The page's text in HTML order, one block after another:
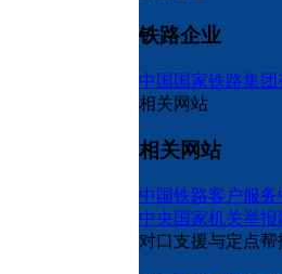
铁路企业
中国国家铁路集团
相关网站
相关网站
中国铁路客户服务
中央国家机关举报
对口支援与定点帮